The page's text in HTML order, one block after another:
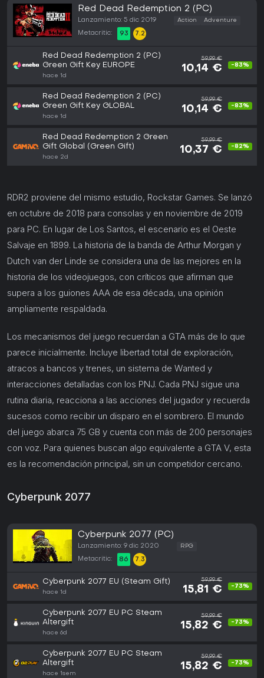
Red Dead Redemption 2 (PC)
Lanzamiento: 5 dic 2019 Action Adventure
Metacritic: 93 7.2
Red Dead Redemption 2 (PC)
Green Gift Key EUROPE
hace 1d
59,99 €
10,14 € -83%
Red Dead Redemption 2 (PC)
Green Gift Key GLOBAL
hace 1d
59,99 €
10,14 € -83%
Red Dead Redemption 2 Green
Gift Global (Green Gift)
hace 2d
59,99 €
10,37 € -82%
RDR2 proviene del mismo estudio, Rockstar Games. Se lanzó
en octubre de 2018 para consolas y en noviembre de 2019
para PC. En lugar de Los Santos, el escenario es el Oeste
Salvaje en 1899. La historia de la banda de Arthur Morgan y
Dutch van der Linde se considera una de las mejores en la
historia de los videojuegos, con críticos que afirman que
supera a los guiones AAA de esa década, una opinión
ampliamente respaldada.
Los mecanismos del juego recuerdan a GTA más de lo que
parece inicialmente. Incluye libertad total de exploración,
atracos a bancos y trenes, un sistema de Wanted y
interacciones detalladas con los PNJ. Cada PNJ sigue una
rutina diaria, reacciona a las acciones del jugador y recuerda
sucesos como recibir un disparo en el sombrero. El mundo
del juego abarca 75 GB y cuenta con más de 200 personajes
con voz. Para quienes buscan algo equivalente a GTA V, esta
es la recomendación principal, sin un competidor cercano.
Cyberpunk 2077
Cyberpunk 2077 (PC)
Lanzamiento: 9 dic 2020 RPG
Metacritic: 86 7.3
Cyberpunk 2077 EU (Steam Gift)
hace 1d
59,99 €
15,81 € -73%
Cyberpunk 2077 EU PC Steam
Altergift
hace 6d
59,99 €
15,82 € -73%
Cyberpunk 2077 EU PC Steam
Altergift
hace 1sem
59,99 €
15,82 € -73%